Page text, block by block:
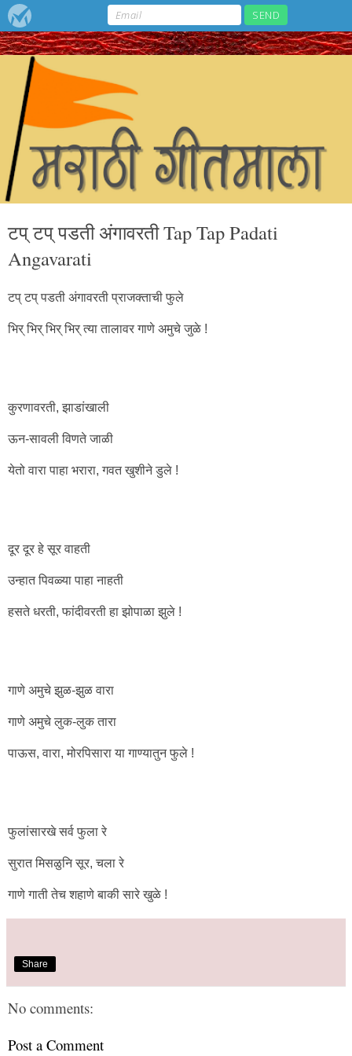
टप्‌ टप्‌ पडती अंगावरती Tap Tap Padati
Angavarati
टप्‌ टप्‌ पडती अंगावरती प्राजक्ताची फुले
भिर्‌ भिर्‌ भिर्‌ भिर्‌ त्या तालावर गाणे अमुचे जुळे !
कुरणावरती, झाडांखाली
ऊन-सावली विणते जाळी
येतो वारा पाहा भरारा, गवत खुशीने डुले !
दूर दूर हे सूर वाहती
उन्हात पिवळ्या पाहा नाहती
हसते धरती, फांदीवरती हा झोपाळा झुले !
गाणे अमुचे झुळ-झुळ वारा
गाणे अमुचे लुक-लुक तारा
पाऊस, वारा, मोरपिसारा या गाण्यातुन फुले !
फुलांसारखे सर्व फुला रे
सुरात मिसळुनि सूर, चला रे
गाणे गाती तेच शहाणे बाकी सारे खुळे !
Share
No comments:
Post a Comment